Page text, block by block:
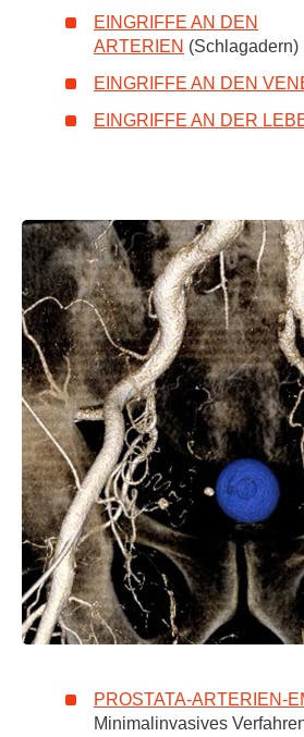
EINGRIFFE AN DEN
ARTERIEN (Schlagadern)
EINGRIFFE AN DEN
EINGRIFFE AN DER
PROSTATA-ARTERIEN-
Minimalinvasives